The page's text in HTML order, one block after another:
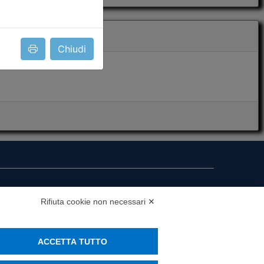
Chiudi
Rifiuta cookie non necessari ✕
ACCETTA TUTTO